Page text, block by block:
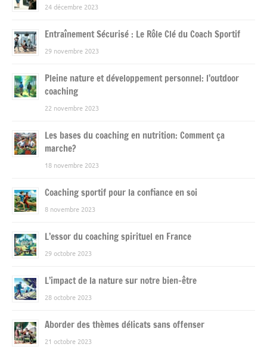
24 décembre 2023
Entraînement Sécurisé : Le Rôle Clé du Coach Sportif
29 novembre 2023
Pleine nature et développement personnel: l’outdoor
coaching
22 novembre 2023
Les bases du coaching en nutrition: Comment ça
marche?
18 novembre 2023
Coaching sportif pour la confiance en soi
8 novembre 2023
L’essor du coaching spirituel en France
29 octobre 2023
L’impact de la nature sur notre bien-être
28 octobre 2023
Aborder des thèmes délicats sans offenser
21 octobre 2023